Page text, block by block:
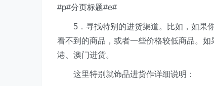
#p#分页标题#e#
5．寻找特别的进货渠道。比如，如果你
看不到的商品，或者一些价格较低商品。
港、澳门进货。
这里特别就饰品进货作详细说明：